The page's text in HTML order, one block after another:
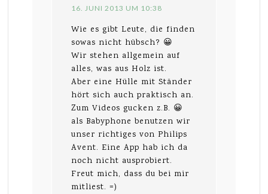
16. JUNI 2013 UM 10:38
Wie es gibt Leute, die finden
sowas nicht hübsch? 😀
Wir stehen allgemein auf
alles, was aus Holz ist.
Aber eine Hülle mit Ständer
hört sich auch praktisch an.
Zum Videos gucken z.B. 😀
als Babyphone benutzen wir
unser richtiges von Philips
Avent. Eine App hab ich da
noch nicht ausprobiert.
Freut mich, dass du bei mir
mitliest. =)